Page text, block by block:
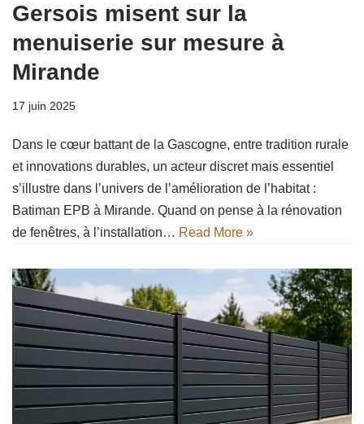
Gersois misent sur la
menuiserie sur mesure à
Mirande
17 juin 2025
Dans le cœur battant de la Gascogne, entre tradition rurale
et innovations durables, un acteur discret mais essentiel
s’illustre dans l’univers de l’amélioration de l’habitat :
Batiman EPB à Mirande. Quand on pense à la rénovation
de fenêtres, à l’installation… Read More »